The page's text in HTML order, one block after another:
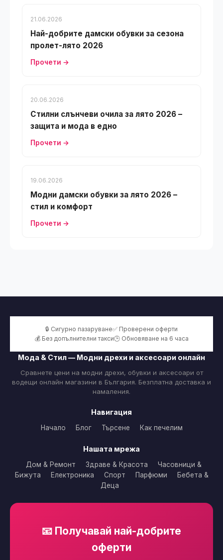
21.06.2026
Най-добрите дамски обувки за сезона
пролет-лято 2026
Прочети →
20.06.2026
Стилни слънчеви очила за лято 2026 –
защита и мода в едно
Прочети →
19.06.2026
Модни дамски обувки за лято 2026 –
стил и комфорт
Прочети →
🔒 Сигурно пазаруване✅ Проверени оферти
💰 Без допълнителни такси🕒 Обновяване на 6 часа
Мода & Стил — Модни дрехи и аксесоари онлайн
Сравнете цени на модни дрехи, обувки и аксесоари от
водещи онлайн магазини в България. Безплатна доставка и
намаления.
Навигация
Начало Блог Търсене Как печелим
Нашата мрежа
Дом & Ремонт Здраве & Красота
Часовници &
Бижута
Електроника Спорт Парфюми
Бебета &
Деца
📧 Получавай най-добрите
оферти